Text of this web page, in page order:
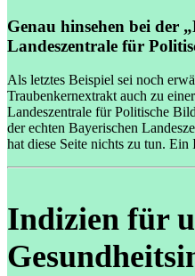
Genau hinsehen bei der
Landeszentrale für
Als letztes Beispiel sei noch
Traubenkernextrakt auch zu
Landeszentrale für Politische
der echten Bayerischen
hat diese Seite nichts zu tun.
Indizien für